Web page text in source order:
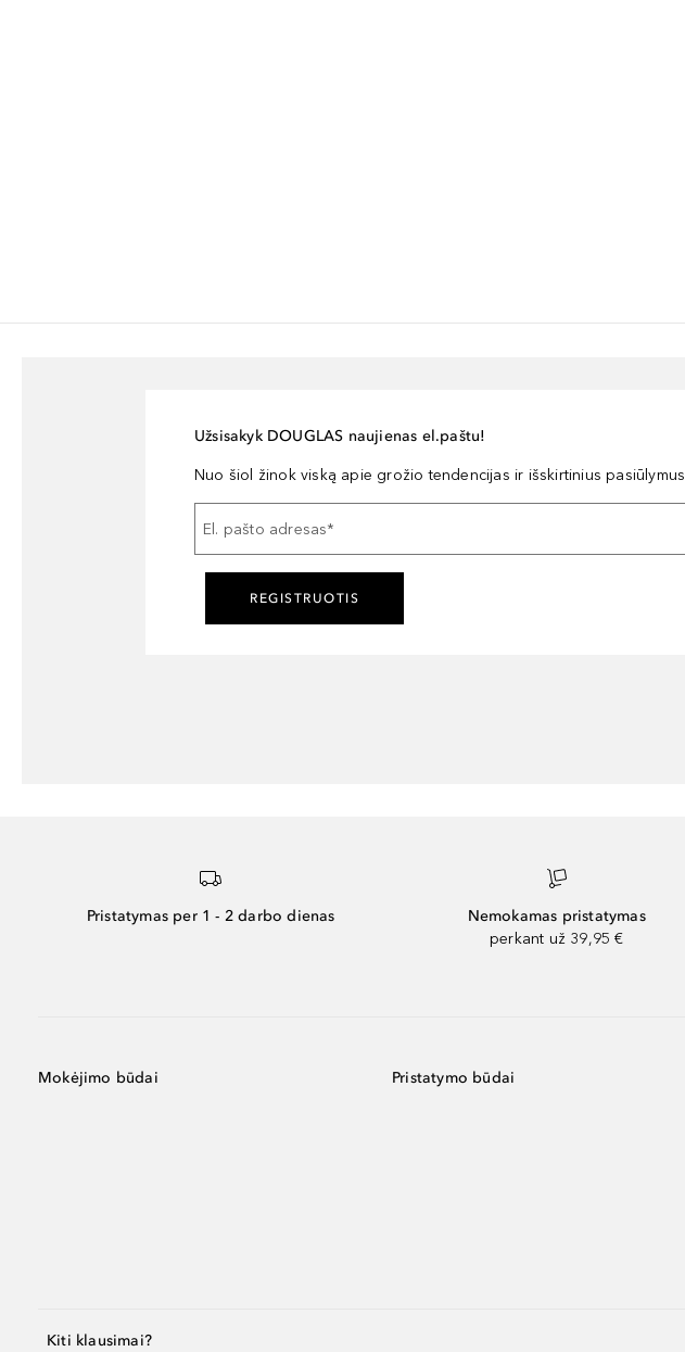
Užsisakyk DOUGLAS naujienas el.paštu!
Nuo šiol žinok viską apie grožio tendencijas ir išskirtinius pasiūlymus
El. pašto adresas*
REGISTRUOTIS
Pristatymas per 1 - 2 darbo dienas
Nemokamas pristatymas
perkant už 39,95 €
Mokėjimo būdai Pristatymo būdai
Kiti klausimai?